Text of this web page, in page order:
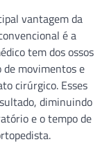
vantagem da
é a
tem dos ossos
de movimentos e
cirúrgico. Esses
diminuindo
e o tempo de